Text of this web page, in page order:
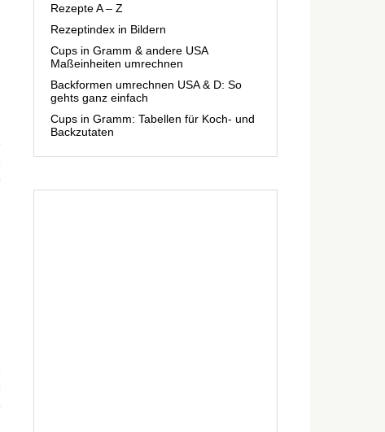
Rezepte A – Z
Rezeptindex in Bildern
Cups in Gramm & andere USA
Maßeinheiten umrechnen
Backformen umrechnen USA & D: So
gehts ganz einfach
Cups in Gramm: Tabellen für Koch- und
Backzutaten